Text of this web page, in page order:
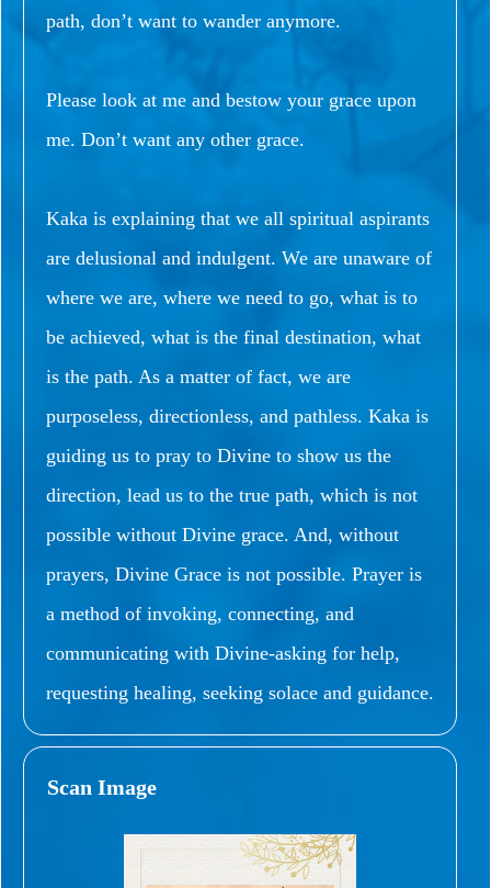
path, don’t want to wander anymore.
Please look at me and bestow your grace upon
me. Don’t want any other grace.
Kaka is explaining that we all spiritual aspirants
are delusional and indulgent. We are unaware of
where we are, where we need to go, what is to
be achieved, what is the final destination, what
is the path. As a matter of fact, we are
purposeless, directionless, and pathless. Kaka is
guiding us to pray to Divine to show us the
direction, lead us to the true path, which is not
possible without Divine grace. And, without
prayers, Divine Grace is not possible. Prayer is
a method of invoking, connecting, and
communicating with Divine-asking for help,
requesting healing, seeking solace and guidance.
Scan Image